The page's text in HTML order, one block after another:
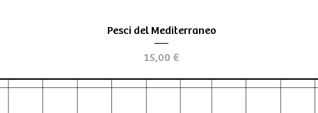
Vista rapida
Pesci del Mediterraneo
Prezzo
15,00 €